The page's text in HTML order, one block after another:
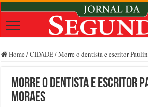
Home /CIDADE/Morre o dentista e escritor
Morre o dentista e escritor
Moraes